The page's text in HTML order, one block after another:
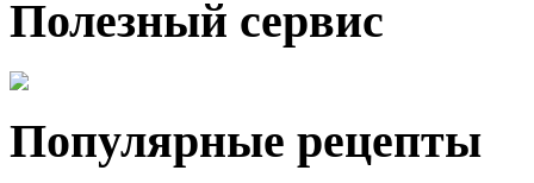
Полезный сервис
Популярные рецепты